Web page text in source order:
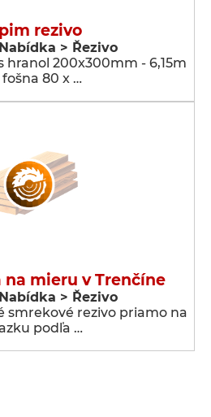
rezivo
> Řezivo
hranol 200x300mm - 6,15m
fošna 80 x …
na mieru v Trenčíne
> Řezivo
smrekové rezivo priamo na
podľa …